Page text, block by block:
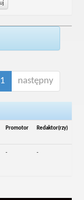
1 następny
Promotor Redaktor(rzy)
- -